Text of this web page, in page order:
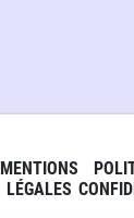
MENTIONS
LÉGALES